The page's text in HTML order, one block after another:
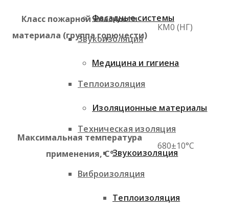
Звукоизоляция
Теплоизоляция
Техническая изоляция
Виброизоляция
Фасадные системы
Медицина и гигиена
Изоляционные материалы
Звукоизоляция
Теплоизоляция
Класс пожарной опасности
материала (группа горючести)
КМ0 (НГ)
Максимальная температура
применения, С°
680±10°C